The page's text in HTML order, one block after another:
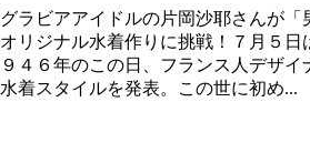
グラビアアイドルの片岡沙耶さんが「
オリジナル水着作りに挑戦！７月５
９４６年のこの日、フランス人デザ
水着スタイルを発表。この世に初め...